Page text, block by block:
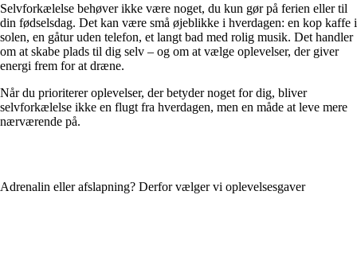
Selvforkælelse behøver ikke være noget, du kun gør på ferien eller til
din fødselsdag. Det kan være små øjeblikke i hverdagen: en kop kaffe i
solen, en gåtur uden telefon, et langt bad med rolig musik. Det handler
om at skabe plads til dig selv – og om at vælge oplevelser, der giver
energi frem for at dræne.
Når du prioriterer oplevelser, der betyder noget for dig, bliver
selvforkælelse ikke en flugt fra hverdagen, men en måde at leve mere
nærværende på.
Adrenalin eller afslapning? Derfor vælger vi oplevelsesgaver